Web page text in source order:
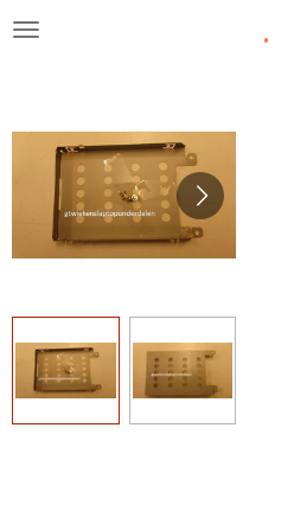
Ga
hoofdinhoud
.